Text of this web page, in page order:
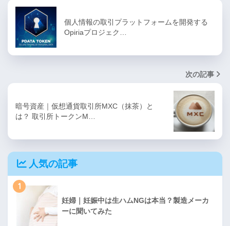
個人情報の取引プラットフォームを開発する
Opiriaプロジェク…
次の記事
暗号資産｜仮想通貨取引所MXC（抹茶）と
は？ 取引所トークンM…
人気の記事
1
妊婦｜妊娠中は生ハムNGは本当？製造メーカ
ーに聞いてみた